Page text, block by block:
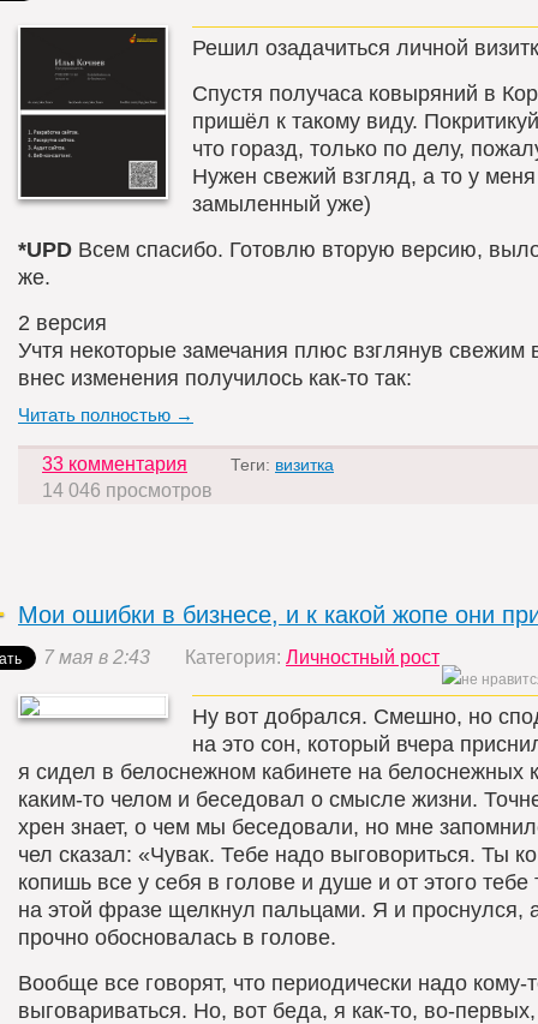
Решил озадачиться личной
Спустя получаса ковыряний в
пришёл к такому виду.
что горазд, только по делу,
Нужен свежий взгляд, а то у меня
замыленный уже)
*UPD Всем спасибо. Готовлю вторую версию,
же.
2 версия
Учтя некоторые замечания плюс взглянув свежим
внес изменения получилось как-то так:
Читать полностью →
33 комментария Теги: визитка
14 046 просмотров
Мои ошибки в бизнесе, и к какой жопе они
7 мая в 2:43 Категория: Личностный рост
Ну вот добрался. Смешно, но
на это сон, который вчера
я сидел в белоснежном кабинете на белоснежных
каким-то челом и беседовал о смысле жизни.
хрен знает, о чем мы беседовали, но мне
чел сказал: «Чувак. Тебе надо выговориться. Ты
копишь все у себя в голове и душе и от этого
на этой фразе щелкнул пальцами. Я и проснулся,
прочно обосновалась в голове.
Вообще все говорят, что периодически надо кому-
выговариваться. Но, вот беда, я как-то, во-